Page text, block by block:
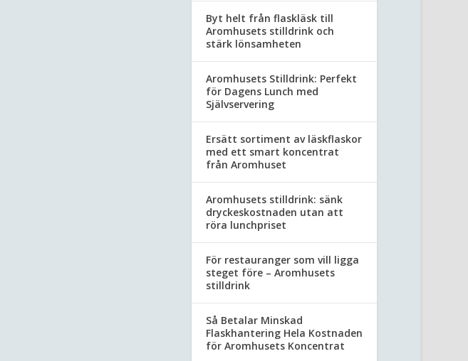
Byt helt från flaskläsk till
Aromhusets stilldrink och
stärk lönsamheten
Aromhusets Stilldrink: Perfekt
för Dagens Lunch med
Självservering
Ersätt sortiment av läskflaskor
med ett smart koncentrat
från Aromhuset
Aromhusets stilldrink: sänk
dryckeskostnaden utan att
röra lunchpriset
För restauranger som vill ligga
steget före – Aromhusets
stilldrink
Så Betalar Minskad
Flaskhantering Hela Kostnaden
för Aromhusets Koncentrat